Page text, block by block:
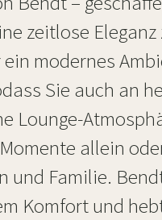
zeitlose
modernes
Sie auch an
Lounge-
allein
und Familie.
Komfort und